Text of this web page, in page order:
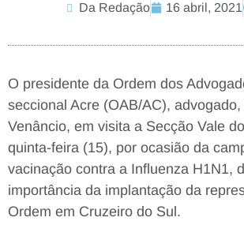
Da Redação 16 abril, 2021
O presidente da Ordem dos
seccional Acre (OAB/AC),
Venâncio, em visita a Secção Vale
quinta-feira (15), por ocasião da
vacinação contra a Influenza H1N1,
importância da implantação da
Ordem em Cruzeiro do Sul.